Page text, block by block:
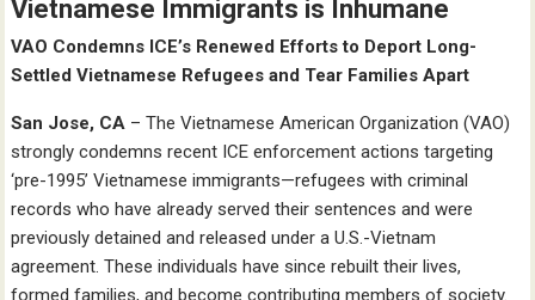
Vietnamese Immigrants is Inhumane
VAO Condemns ICE’s Renewed Efforts to Deport Long-
Settled Vietnamese Refugees and Tear Families Apart
San Jose, CA – The Vietnamese American Organization (VAO)
strongly condemns recent ICE enforcement actions targeting
‘pre-1995’ Vietnamese immigrants—refugees with criminal
records who have already served their sentences and were
previously detained and released under a U.S.-Vietnam
agreement. These individuals have since rebuilt their lives,
formed families, and become contributing members of society.